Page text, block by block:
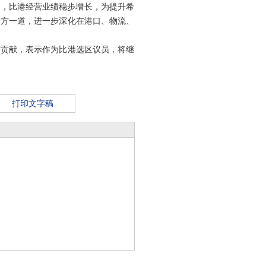
比港经营业绩稳步增长，为提升希
一道，进一步深化在港口、物流、
献，表示作为比港选区议员，将继
打印文字稿